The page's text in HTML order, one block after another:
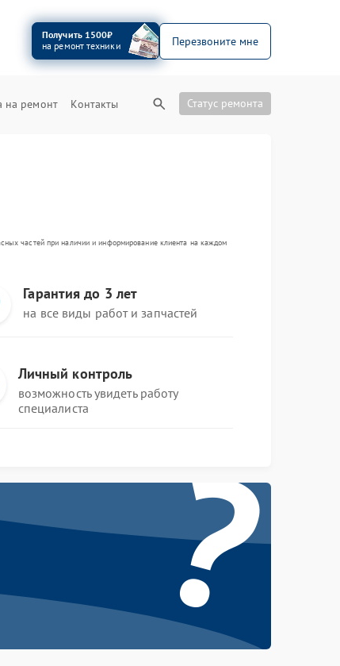
Получить 1500₽
на ремонт техники
Перезвоните мне
на ремонт Контакты Статус ремонта
частей при наличии и информирование клиента на каждом
Гарантия до 3 лет
на все виды работ и запчастей
Личный контроль
возможность увидеть работу
специалиста
?